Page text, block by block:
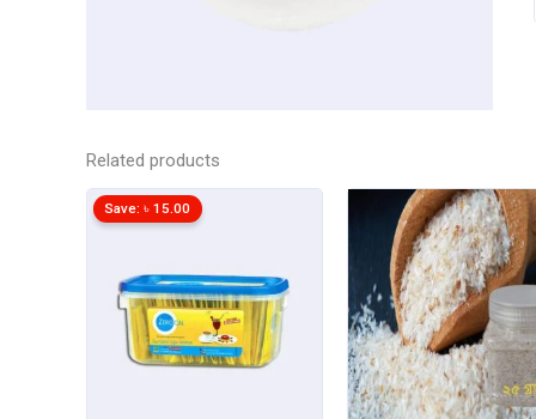
Related products
Save:৳15.00